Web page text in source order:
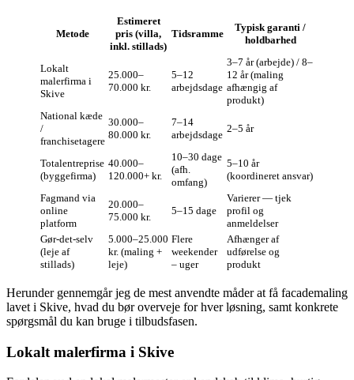
Metode
Estimeret
pris (villa,
inkl. stillads)
Tidsramme
Typisk garanti /
holdbarhed
Lokalt
malerfirma i
Skive
25.000–
70.000 kr.
5–12
arbejdsdage
3–7 år (arbejde) / 8–
12 år (maling
afhængig af
produkt)
National kæde
/
franchisetagere
30.000–
80.000 kr.
7–14
arbejdsdage
2–5 år
Totalentreprise
(byggefirma)
40.000–
120.000+ kr.
10–30 dage
(afh.
omfang)
5–10 år
(koordineret ansvar)
Fagmand via
online
platform
20.000–
75.000 kr.
5–15 dage
Varierer — tjek
profil og
anmeldelser
Gør‑det‑selv
(leje af
stillads)
5.000–25.000
kr. (maling +
leje)
Flere
weekender
– uger
Afhænger af
udførelse og
produkt
Herunder gennemgår jeg de mest anvendte måder at få facademaling
lavet i Skive, hvad du bør overveje for hver løsning, samt konkrete
spørgsmål du kan bruge i tilbudsfasen.
Lokalt malerfirma i Skive